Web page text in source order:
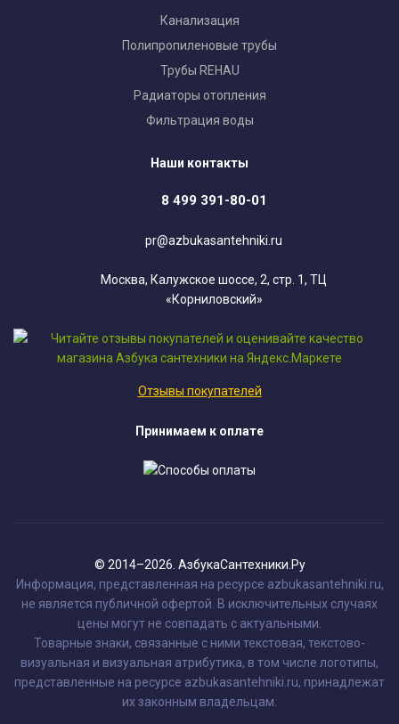
Канализация
Полипропиленовые трубы
Трубы REHAU
Радиаторы отопления
Фильтрация воды
Наши контакты
8 499 391-80-01
pr@azbukasantehniki.ru
Москва, Калужское шоссе, 2, стр. 1, ТЦ
«Корниловский»
Отзывы покупателей
Принимаем к оплате
© 2014–2026. АзбукаСантехники.Ру
Информация, представленная на ресурсе azbukasantehniki.ru,
не является публичной офертой. В исключительных случаях
цены могут не совпадать с актуальными.
Товарные знаки, связанные с ними текстовая, текстово-
визуальная и визуальная атрибутика, в том числе логотипы,
представленные на ресурсе azbukasantehniki.ru, принадлежат
их законным владельцам.